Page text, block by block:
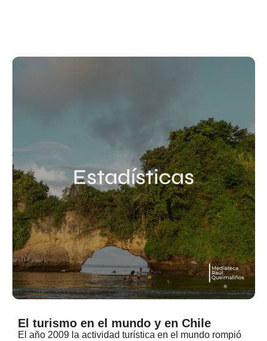
El turismo en el mundo y en Chile
El año 2009 la actividad turística en el mundo rompió